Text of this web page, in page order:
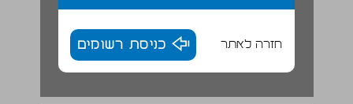
חזרה לאתר כניסת רשומים
ב. מזכירת ליגת הנשים למען החלוצה באמריקה ... 20